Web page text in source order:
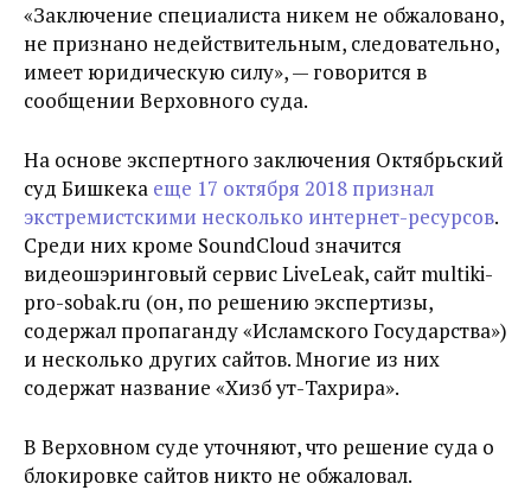
«Заключение специалиста никем не обжаловано,
не признано недействительным, следовательно,
имеет юридическую силу», — говорится в
сообщении Верховного суда.
На основе экспертного заключения Октябрьский
суд Бишкека еще 17 октября 2018 признал
экстремистскими несколько интернет-ресурсов.
Среди них кроме SoundCloud значится
видеошэринговый сервис LiveLeak, сайт multiki-
pro-sobak.ru (он, по решению экспертизы,
содержал пропаганду «Исламского Государства»)
и несколько других сайтов. Многие из них
содержат название «Хизб ут-Тахрира».
В Верховном суде уточняют, что решение суда о
блокировке сайтов никто не обжаловал.